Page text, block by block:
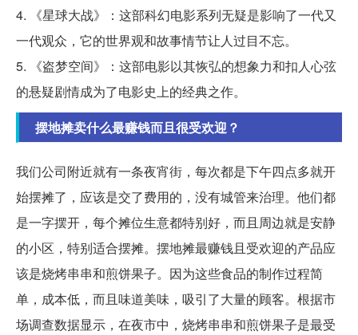
4. 《星球大战》：这部科幻电影系列无疑是影响了一代又
一代观众，它的世界观和故事情节让人过目不忘。
5. 《盗梦空间》：这部电影以其恢弘的想象力和扣人心弦
的悬疑剧情成为了电影史上的经典之作。
摆地摊卖什么最赚钱而且很受欢迎？
我们公司附近就有一条夜宵街，每次都是下午四点多就开
始摆摊了，应该是交了费用的，没有城管来治理。他们都
是一字摆开，每个摊位生意都特别好，而且周边就是安静
的小区，特别适合摆摊。摆地摊最赚钱且受欢迎的产品应
该是烧烤串串和煎饼果子。因为这些食品的制作过程简
单，成本低，而且味道美味，吸引了大量的顾客。根据市
场调查数据显示，在夜市中，烧烤串串和煎饼果子是最受